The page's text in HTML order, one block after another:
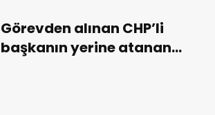
Görevden alınan CHP’li
başkanın yerine atanan